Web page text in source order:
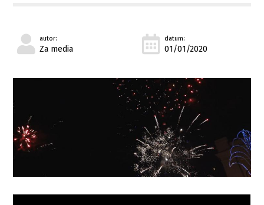
autor:
Za media
datum:
01/01/2020